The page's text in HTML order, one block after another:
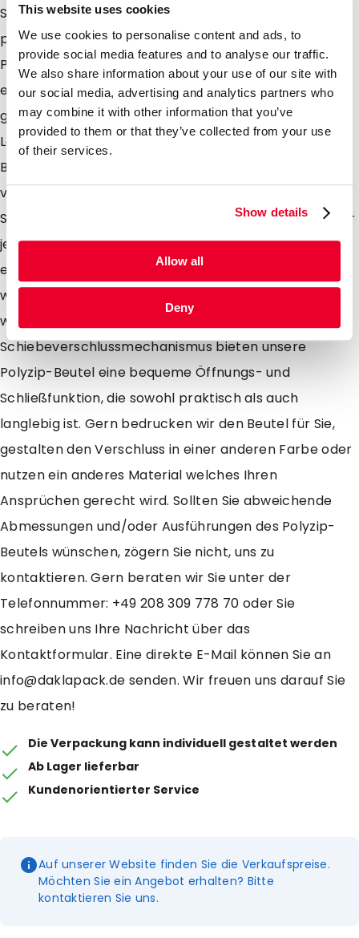
This website uses cookies
We use cookies to personalise content and ads, to
provide social media features and to analyse our traffic.
We also share information about your use of our site with
our social media, advertising and analytics partners who
may combine it with other information that you’ve
provided to them or that they’ve collected from your use
of their services.
Show details
Allow all
Deny
Staub und anderen Umwelteinflüssen. Ob für den
persönlichen oder gewerblichen Gebrauch, unsere
Polyzip-Beutel sind in verschiedenen Größen
erhältlich, um Ihren individuellen Anforderungen
gerecht zu werden. Von der Lagerung von
Lebensmitteln über die Organisation von
Büromaterialien bis hin zur sicheren Aufbewahrung
von Kleinwerkzeugen, Kleidung, Dokumente oder
Spielwaren diese Beutel bieten die perfekte Lösung für
jede Anwendung. Die klare Oberfläche der Beutel
ermöglicht eine einfache Identifizierung des Inhalts,
wodurch das Auffinden von Gegenständen mühelos
wird. Mit ihrem benutzerfreundlichen
Schiebeverschlussmechanismus bieten unsere
Polyzip-Beutel eine bequeme Öffnungs- und
Schließfunktion, die sowohl praktisch als auch
langlebig ist. Gern bedrucken wir den Beutel für Sie,
gestalten den Verschluss in einer anderen Farbe oder
nutzen ein anderes Material welches Ihren
Ansprüchen gerecht wird. Sollten Sie abweichende
Abmessungen und/oder Ausführungen des Polyzip-
Beutels wünschen, zögern Sie nicht, uns zu
kontaktieren. Gern beraten wir Sie unter der
Telefonnummer: +49 208 309 778 70 oder Sie
schreiben uns Ihre Nachricht über das
Kontaktformular. Eine direkte E-Mail können Sie an
info@daklapack.de senden. Wir freuen uns darauf Sie
zu beraten!
Die Verpackung kann individuell gestaltet werden
Ab Lager lieferbar
Kundenorientierter Service
Auf unserer Website finden Sie die Verkaufspreise.
Möchten Sie ein Angebot erhalten? Bitte
kontaktieren Sie uns.